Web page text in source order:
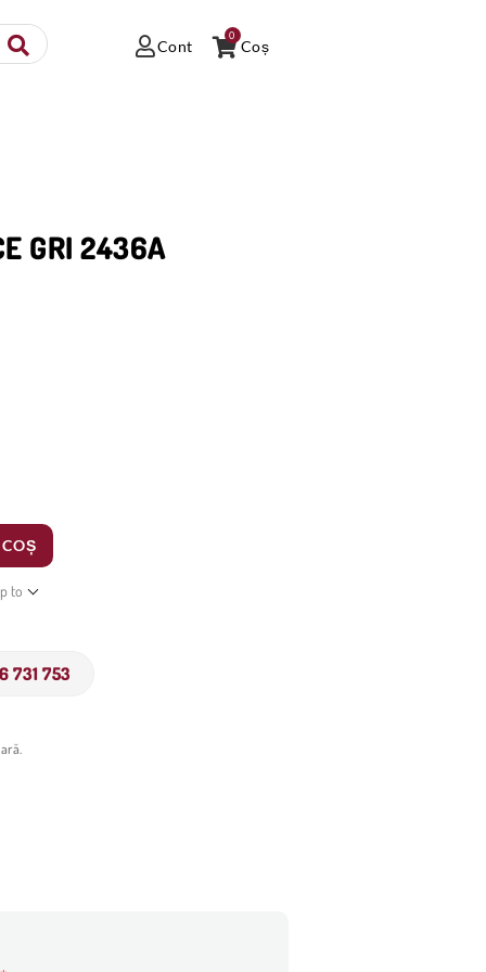
Cont Coș
0
GRI 2436A
to
731 753